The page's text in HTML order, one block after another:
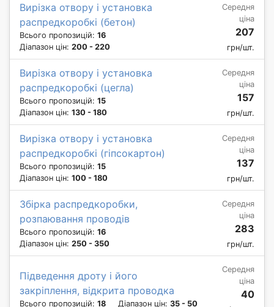
Вирізка отвору і установка
распредкоробкі (бетон)
Всього пропозицій: 16
Діапазон цін: 200 - 220
Середня
ціна
207
грн/шт.
Вирізка отвору і установка
распредкоробкі (цегла)
Всього пропозицій: 15
Діапазон цін: 130 - 180
Середня
ціна
157
грн/шт.
Вирізка отвору і установка
распредкоробкі (гіпсокартон)
Всього пропозицій: 15
Діапазон цін: 100 - 180
Середня
ціна
137
грн/шт.
Збірка распредкоробки,
розпаювання проводів
Всього пропозицій: 16
Діапазон цін: 250 - 350
Середня
ціна
283
грн/шт.
Підведення дроту і його
закріплення, відкрита проводка
Всього пропозицій: 18 Діапазон цін: 35 - 50
Середня
ціна
40